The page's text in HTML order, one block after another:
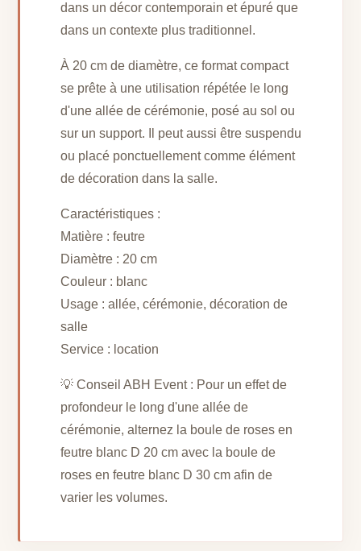
dans un décor contemporain et épuré que
dans un contexte plus traditionnel.
À 20 cm de diamètre, ce format compact
se prête à une utilisation répétée le long
d'une allée de cérémonie, posé au sol ou
sur un support. Il peut aussi être suspendu
ou placé ponctuellement comme élément
de décoration dans la salle.
Caractéristiques :
Matière : feutre
Diamètre : 20 cm
Couleur : blanc
Usage : allée, cérémonie, décoration de
salle
Service : location
💡 Conseil ABH Event : Pour un effet de
profondeur le long d'une allée de
cérémonie, alternez la boule de roses en
feutre blanc D 20 cm avec la boule de
roses en feutre blanc D 30 cm afin de
varier les volumes.